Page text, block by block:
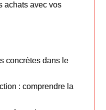
achats avec vos
concrètes dans le
: comprendre la